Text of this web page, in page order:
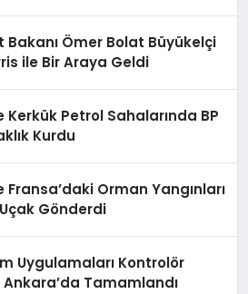
Bakanı Ömer Bolat Büyükelçi
ile Bir Araya Geldi
Kerkük Petrol Sahalarında BP
Kurdu
Fransa’daki Orman Yangınları
Gönderdi
Uygulamaları Kontrolör
Ankara’da Tamamlandı